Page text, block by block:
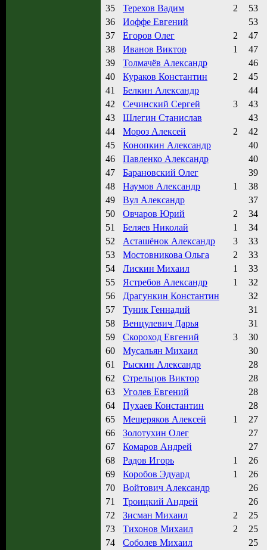
35
Терехов Вадим 2
53
36
Иоффе Евгений
53
37
Егоров Олег 2
47
38
Иванов Виктор 1
47
39
Толмачёв Александр
46
40
Кураков Константин 2
45
41
Белкин Александр
44
42
Сечинский Сергей 3
43
43
Шлегин Станислав
43
44
Мороз Алексей 2
42
45
Конопкин Александр
40
46
Павленко Александр
40
47
Барановский Олег
39
48
Наумов Александр 1
38
49
Вул Александр
37
50
Овчаров Юрий 2
34
51
Беляев Николай 1
34
52
Асташёнок Александр 3
33
53
Мостовникова Ольга 2
33
54
Лискин Михаил 1
33
55
Ястребов Александр 1
32
56
Драгункин Константин
32
57
Туник Геннадий
31
58
Венцулевич Дарья
31
59
Скороход Евгений 3
30
60
Мусальян Михаил
30
61
Рыскин Александр
28
62
Стрельцов Виктор
28
63
Уголев Евгений
28
64
Пухаев Константин
28
65
Мещеряков Алексей 1
27
66
Золотухин Олег
27
67
Комаров Андрей
27
68
Радов Игорь 1
26
69
Коробов Эдуард 1
26
70
Войтович Александр
26
71
Троицкий Андрей
26
72
Зисман Михаил 2
25
73
Тихонов Михаил 2
25
74
Соболев Михаил
25